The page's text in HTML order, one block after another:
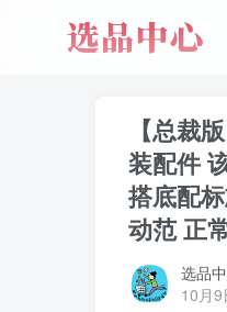
【总裁
装配件
搭底配
动范 正
选品
10月